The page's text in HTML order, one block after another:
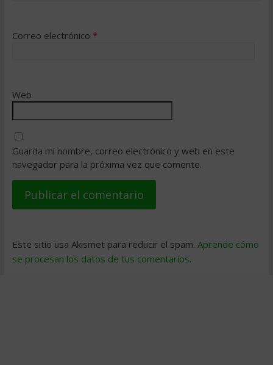
Correo electrónico *
Web
Guarda mi nombre, correo electrónico y web en este
navegador para la próxima vez que comente.
Este sitio usa Akismet para reducir el spam. Aprende cómo
se procesan los datos de tus comentarios.